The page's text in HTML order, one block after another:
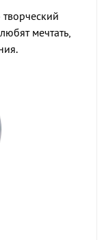
мечтать,